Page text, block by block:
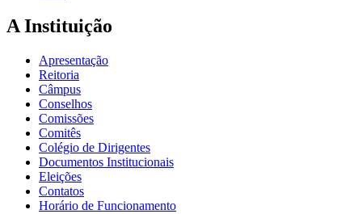
A Instituição
Apresentação
Reitoria
Câmpus
Conselhos
Comissões
Comitês
Colégio de Dirigentes
Documentos Institucionais
Eleições
Contatos
Horário de Funcionamento